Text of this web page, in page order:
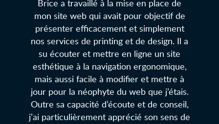
Brice a travaillé à la mise en place de
mon site web qui avait pour objectif de
présenter efficacement et simplement
nos services de printing et de design. Il a
su écouter et mettre en ligne un site
esthétique à la navigation ergonomique,
mais aussi facile à modifier et mettre à
jour pour la néophyte du web que j’étais.
Outre sa capacité d’écoute et de conseil,
j’ai particulièrement apprécié son sens de